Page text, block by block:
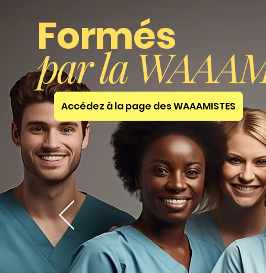
Formés
par la
Accédez à la page des WAAAMISTES